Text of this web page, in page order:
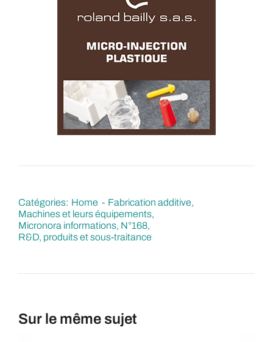
Catégories: Home
Fabrication additive
Machines et leurs équipements
Micronora informations N°168
R&D, produits et sous-traitance
Sur le même sujet